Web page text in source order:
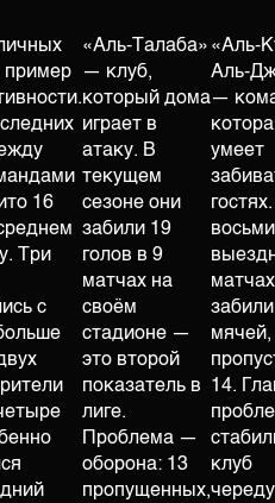
пример
16
Три
с
«Аль-Талаба»
— клуб,
который дома
играет в
атаку. В
текущем
сезоне они
забили 19
голов в 9
матчах на
своём
стадионе —
это второй
показатель в
лиге.
Проблема —
оборона: 13
пропущенных,
«Аль-
Аль-
—
умеет
восьми
мячей,
14.
клуб